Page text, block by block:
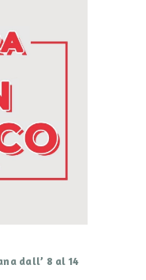
dall’ 8 al 14